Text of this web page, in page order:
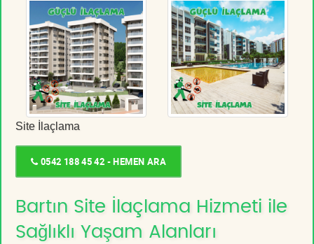
Site İlaçlama
0542 188 45 42 - HEMEN ARA
Bartın Site İlaçlama Hizmeti ile
Sağlıklı Yaşam Alanları